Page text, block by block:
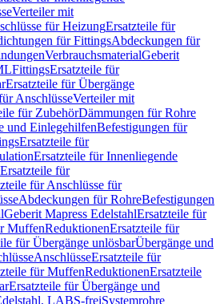
Verteiler mit
für HeizungErsatzteile für
für FittingsAbdeckungen für
VerbrauchsmaterialGeberit
FittingsErsatzteile für
Ersatzteile für Übergänge
AnschlüsseVerteiler mit
für ZubehörDämmungen für Rohre
und EinlegehilfenBefestigungen für
Ersatzteile für
Ersatzteile für Innenliegende
Ersatzteile für
für Anschlüsse für
Abdeckungen für RohreBefestigungen
Geberit Mapress EdelstahlErsatzteile für
MuffenReduktionenErsatzteile für
für Übergänge unlösbarÜbergänge und
AnschlüsseErsatzteile für
für MuffenReduktionenErsatzteile
Ersatzteile für Übergänge und
LABS-freiSystemrohre